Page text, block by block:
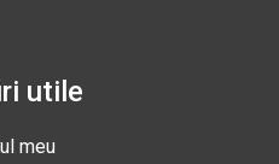
utile
meu